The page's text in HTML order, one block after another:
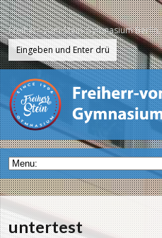
Freiherr-vom-Stein-Gymnasium
untertest